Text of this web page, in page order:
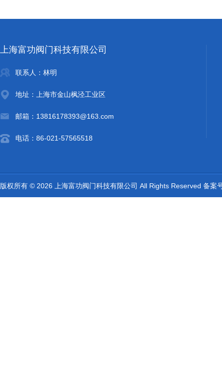
上海富功阀门科技有限公司
联系人：林明
地址：上海市金山枫泾工业区
邮箱：13816178393@163.com
电话：86-021-57565518
版权所有 © 2026 上海富功阀门科技有限公司 All Rights Reserved 备案